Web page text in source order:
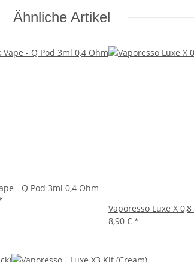
Ähnliche Artikel
- Q Pod 3ml 0,4 Ohm
Vaporesso Luxe X
8,90 € *